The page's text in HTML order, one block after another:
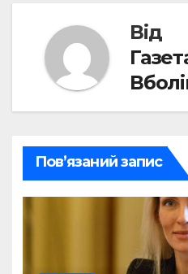
Від
Пов’язаний запис